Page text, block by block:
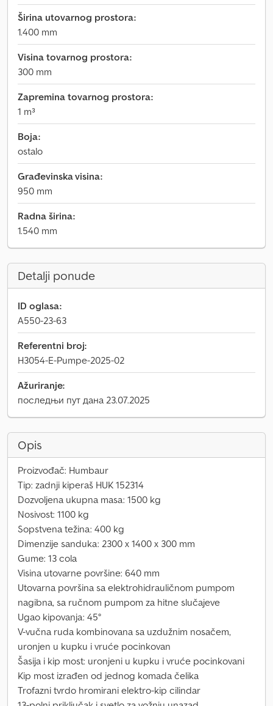
Širina utovarnog prostora:
1.400 mm
Visina tovarnog prostora:
300 mm
Zapremina tovarnog prostora:
1 m³
Boja:
ostalo
Građevinska visina:
950 mm
Radna širina:
1.540 mm
Detalji ponude
ID oglasa:
A550-23-63
Referentni broj:
H3054-E-Pumpe-2025-02
Ažuriranje:
последњи пут дана 23.07.2025
Opis
Proizvođač: Humbaur
Tip: zadnji kiperaš HUK 152314
Dozvoljena ukupna masa: 1500 kg
Nosivost: 1100 kg
Sopstvena težina: 400 kg
Dimenzije sanduka: 2300 x 1400 x 300 mm
Gume: 13 cola
Visina utovarne površine: 640 mm
Utovarna površina sa elektrohidrauličnom pumpom
nagibna, sa ručnom pumpom za hitne slučajeve
Ugao kipovanja: 45°
V-vučna ruda kombinovana sa uzdužnim nosačem,
uronjen u kupku i vruće pocinkovan
Šasija i kip most: uronjeni u kupku i vruće pocinkovani
Kip most izrađen od jednog komada čelika
Trofazni tvrdo hromirani elektro-kip cilindar